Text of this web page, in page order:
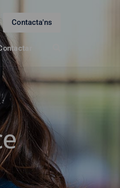
Contacta'ns